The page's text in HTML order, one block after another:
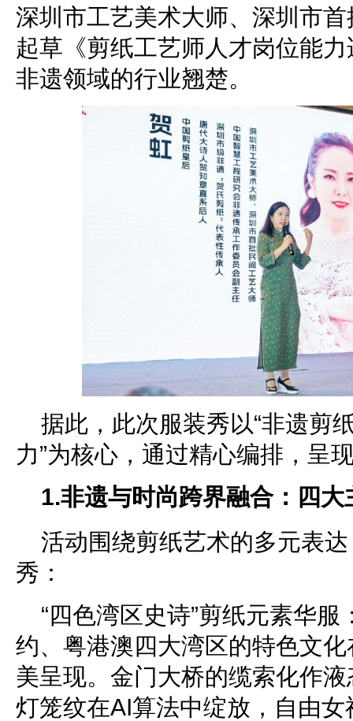
深圳市工艺美术大师、深圳市
起草《剪纸工艺师人才岗位能
非遗领域的行业翘楚。
据此，此次服装秀以“非遗剪
力”为核心，通过精心编排，呈
1.非遗与时尚跨界融合：四
活动围绕剪纸艺术的多元表
秀：
“四色湾区史诗”剪纸元素华
约、粤港澳四大湾区的特色文
美呈现。金门大桥的缆索化作
灯笼纹在AI算法中绽放，自由